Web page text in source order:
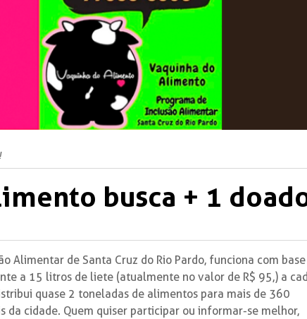
busca + 1
Alimentar de Santa Cruz do Rio Pardo, funciona com
a 15 litros de liete (atualmente no valor de R$ 95,) a
quase 2 toneladas de alimentos para mais de 360
da cidade. Quem quiser participar ou informar-se melhor,